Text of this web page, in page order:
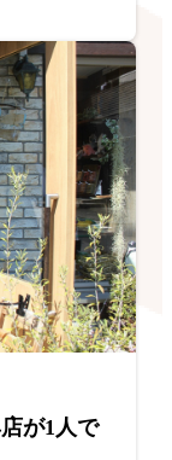
が1人で